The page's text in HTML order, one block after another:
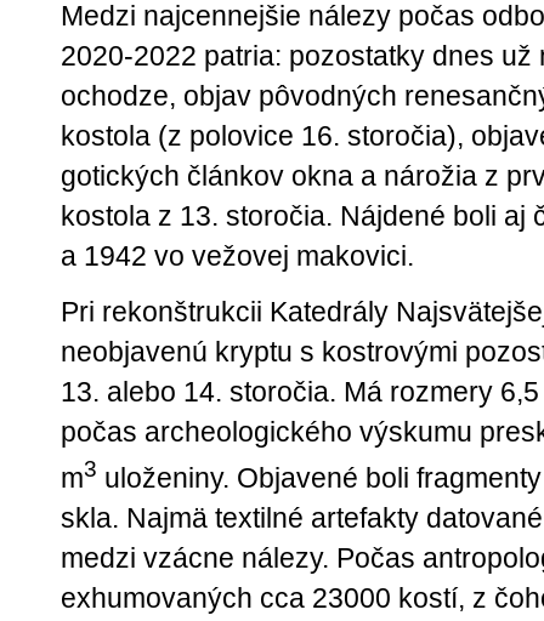
Medzi najcennejšie nálezy počas
2020-2022 patria: pozostatky dnes
ochodze, objav pôvodných
kostola (z polovice 16. storočia),
gotických článkov okna a nárožia z
kostola z 13. storočia. Nájdené boli aj
a 1942 vo vežovej makovici.
Pri rekonštrukcii Katedrály
neobjavenú kryptu s kostrovými
13. alebo 14. storočia. Má rozmery
počas archeologického výskumu
m3 uloženiny. Objavené boli
skla. Najmä textilné artefakty
medzi vzácne nálezy. Počas
exhumovaných cca 23000 kostí, z